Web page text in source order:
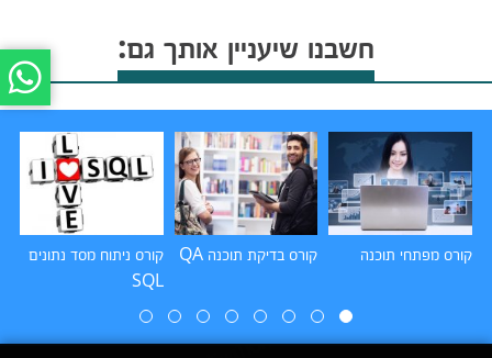
חשבנו שיעניין אותך גם:
קורס מפתחי תוכנה קורס בדיקת תוכנה QA
קורס ניתוח מסד נתונים
SQL